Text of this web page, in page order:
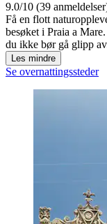
9.0/10 (39
Få en flott
besøket i Praia a
du ikke bør gå glipp
Les mindre
Se overnattingssteder